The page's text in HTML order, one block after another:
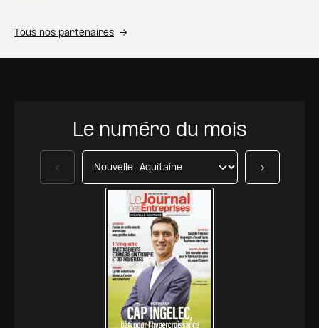
Tous nos partenaires
Le numéro du mois
Précédent Suivant